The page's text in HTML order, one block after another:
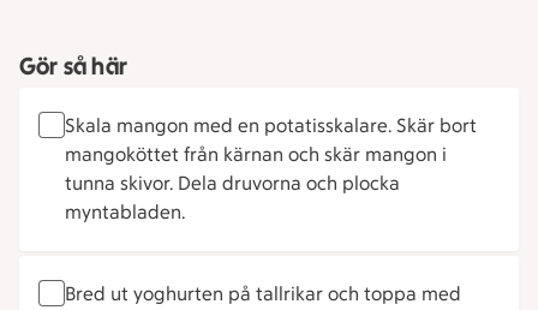
Gör så här
Skala mangon med en potatisskalare. Skär bort
mangoköttet från kärnan och skär mangon i
tunna skivor. Dela druvorna och plocka
myntabladen.
Bred ut yoghurten på tallrikar och toppa med